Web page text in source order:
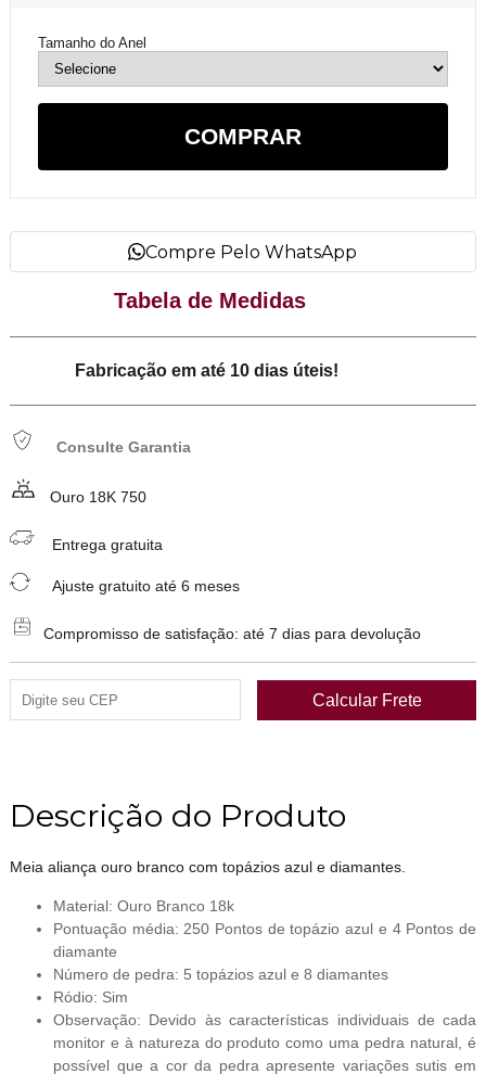
Tamanho do Anel
COMPRAR
Compre Pelo WhatsApp
Tabela de Medidas
Fabricação em até 10 dias úteis!
Consulte Garantia
Ouro 18K 750
Entrega gratuita
Ajuste gratuito até 6 meses
Compromisso de satisfação: até 7 dias para devolução
Descrição do Produto
Meia aliança ouro branco com topázios azul e diamantes.
Material: Ouro Branco 18k
Pontuação média: 250 Pontos de topázio azul e 4 Pontos de
diamante
Número de pedra: 5 topázios azul e 8 diamantes
Ródio: Sim
Observação: Devido às características individuais de cada
monitor e à natureza do produto como uma pedra natural, é
possível que a cor da pedra apresente variações sutis em